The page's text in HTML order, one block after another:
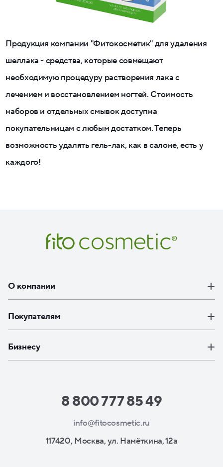
Продукция компании "Фитокосметик" для удаления
шеллака - средства, которые совмещают
необходимую процедуру растворения лака с
лечением и восстановлением ногтей. Стоимость
наборов и отдельных смывок доступна
покупательницам с любым достатком. Теперь
возможность удалять гель-лак, как в салоне, есть у
каждого!
О компании
Покупателям
Бизнесу
8 800 777 85 49
info@fitocosmetic.ru
117420, Москва, ул. Намёткина, 12а